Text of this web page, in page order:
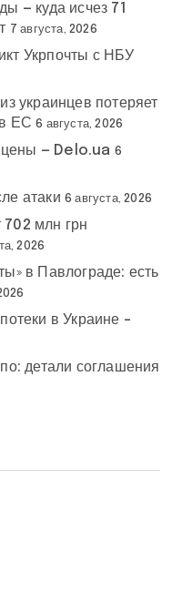
— куда исчез 71
7 августа, 2026
Укрпочты с НБУ
украинцев потеряет
ЕС 6 августа, 2026
цены — Delo.ua 6
атаки 6 августа, 2026
млн грн
2026
в Павлограде: есть
в Украине –
детали соглашения